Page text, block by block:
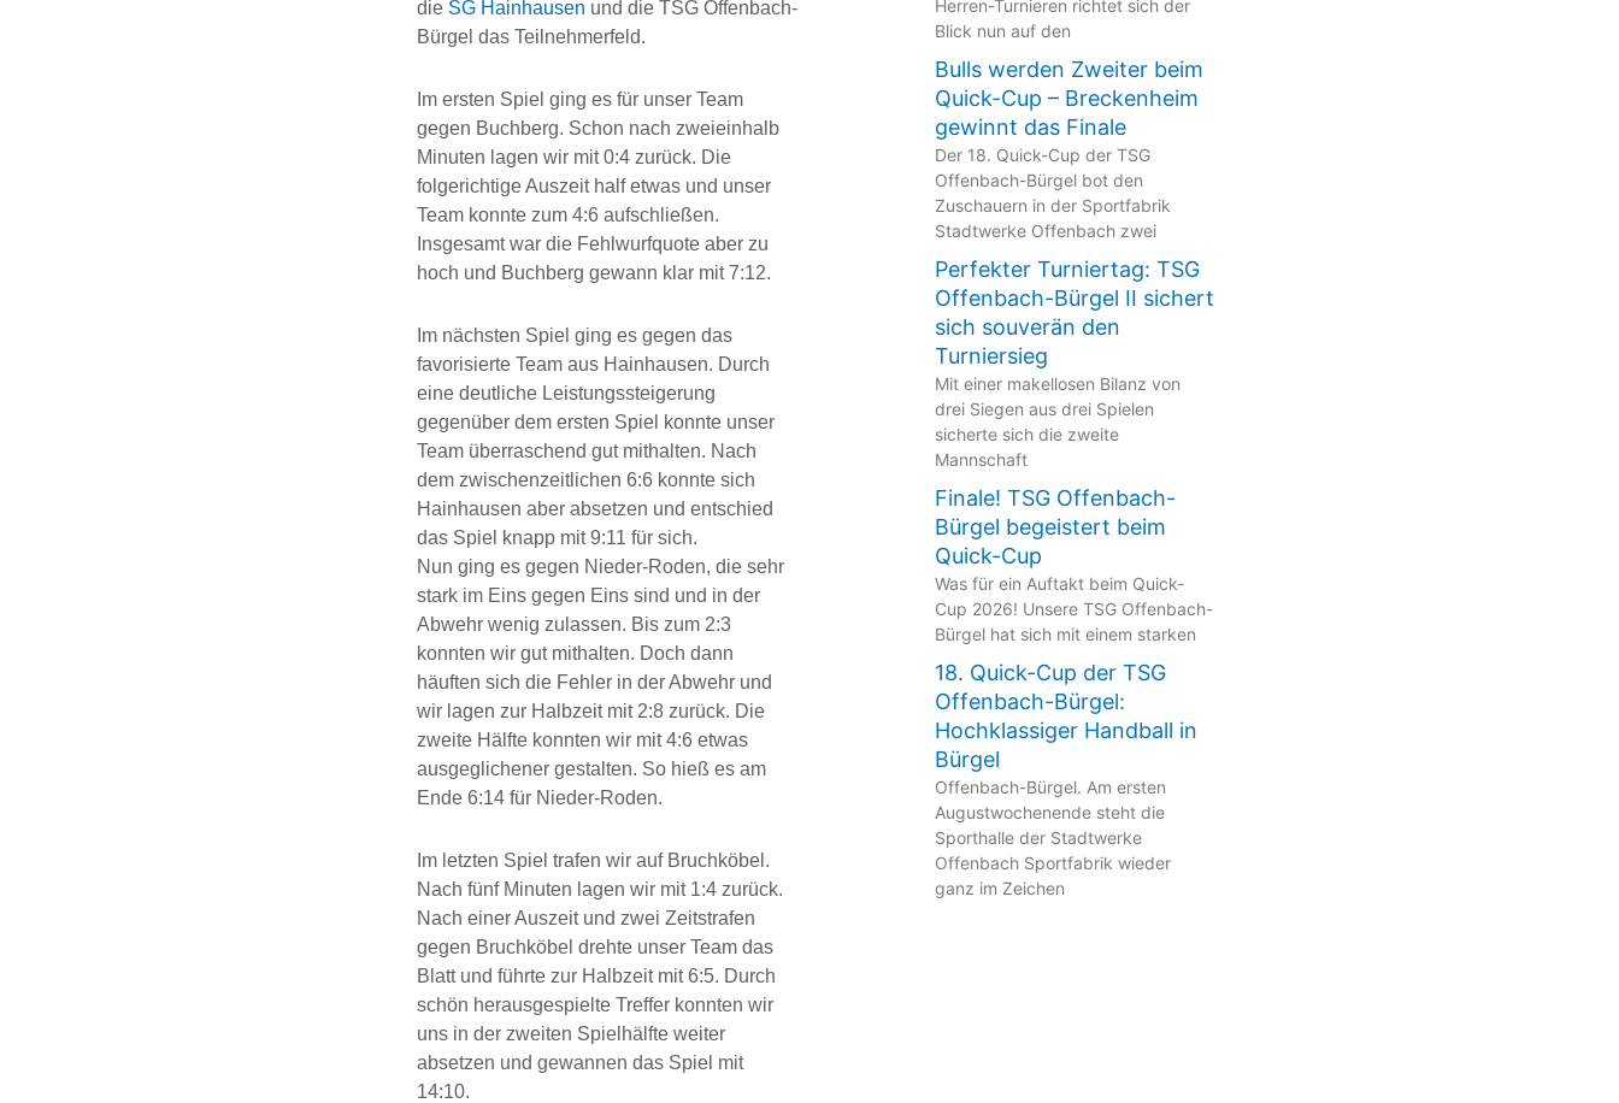
die SG Hainhausen und die TSG Offenbach-
Bürgel das Teilnehmerfeld.
Im ersten Spiel ging es für unser Team
gegen Buchberg. Schon nach zweieinhalb
Minuten lagen wir mit 0:4 zurück. Die
folgerichtige Auszeit half etwas und unser
Team konnte zum 4:6 aufschließen.
Insgesamt war die Fehlwurfquote aber zu
hoch und Buchberg gewann klar mit 7:12.
Im nächsten Spiel ging es gegen das
favorisierte Team aus Hainhausen. Durch
eine deutliche Leistungssteigerung
gegenüber dem ersten Spiel konnte unser
Team überraschend gut mithalten. Nach
dem zwischenzeitlichen 6:6 konnte sich
Hainhausen aber absetzen und entschied
das Spiel knapp mit 9:11 für sich.
Nun ging es gegen Nieder-Roden, die sehr
stark im Eins gegen Eins sind und in der
Abwehr wenig zulassen. Bis zum 2:3
konnten wir gut mithalten. Doch dann
häuften sich die Fehler in der Abwehr und
wir lagen zur Halbzeit mit 2:8 zurück. Die
zweite Hälfte konnten wir mit 4:6 etwas
ausgeglichener gestalten. So hieß es am
Ende 6:14 für Nieder-Roden.
Im letzten Spiel trafen wir auf Bruchköbel.
Nach fünf Minuten lagen wir mit 1:4 zurück.
Nach einer Auszeit und zwei Zeitstrafen
gegen Bruchköbel drehte unser Team das
Blatt und führte zur Halbzeit mit 6:5. Durch
schön herausgespielte Treffer konnten wir
uns in der zweiten Spielhälfte weiter
absetzen und gewannen das Spiel mit
14:10.
Herren-Turnieren richtet sich der
Blick nun auf den
Bulls werden Zweiter beim
Quick-Cup – Breckenheim
gewinnt das Finale
Der 18. Quick-Cup der TSG
Offenbach-Bürgel bot den
Zuschauern in der Sportfabrik
Stadtwerke Offenbach zwei
Perfekter Turniertag: TSG
Offenbach-Bürgel II sichert
sich souverän den
Turniersieg
Mit einer makellosen Bilanz von
drei Siegen aus drei Spielen
sicherte sich die zweite
Mannschaft
Finale! TSG Offenbach-
Bürgel begeistert beim
Quick-Cup
Was für ein Auftakt beim Quick-
Cup 2026! Unsere TSG Offenbach-
Bürgel hat sich mit einem starken
18. Quick-Cup der TSG
Offenbach-Bürgel:
Hochklassiger Handball in
Bürgel
Offenbach-Bürgel. Am ersten
Augustwochenende steht die
Sporthalle der Stadtwerke
Offenbach Sportfabrik wieder
ganz im Zeichen